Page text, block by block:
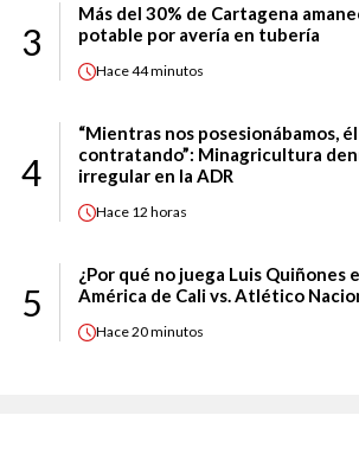
3
Más del 30% de Cartagena
potable por avería en tubería
Hace44 minutos
4
“Mientras nos posesionábamos,
contratando”: Minagricultura
irregular en la ADR
Hace 12 horas
5
¿Por qué no juega Luis Quiñones
América de Cali vs. Atlético
Hace20 minutos